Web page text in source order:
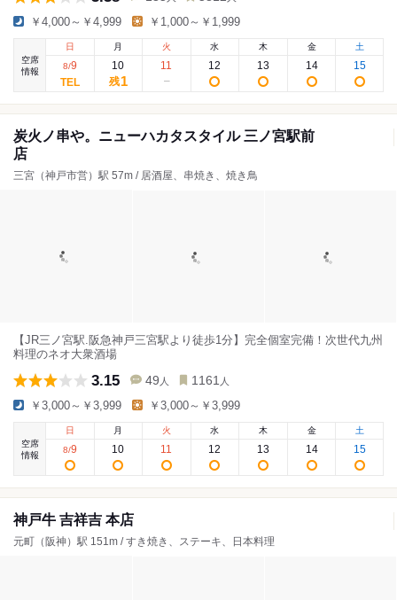
￥4,000～￥4,999 ￥1,000～￥1,999
空席
情報
日
8/9
月
10
残1
火
11
水
12
木
13
金
14
土
15
炭火ノ串や。ニューハカタスタイル 三ノ宮駅前
店
三宮（神戸市営）駅 57m / 居酒屋、串焼き、焼き鳥
【JR三ノ宮駅.阪急神戸三宮駅より徒歩1分】完全個室完備！次世代九州
料理のネオ大衆酒場
3.15 49 人 1161 人
￥3,000～￥3,999 ￥3,000～￥3,999
空席
情報
日
8/9
月
10
火
11
水
12
木
13
金
14
土
15
神戸牛 吉祥吉 本店
元町（阪神）駅 151m / すき焼き、ステーキ、日本料理